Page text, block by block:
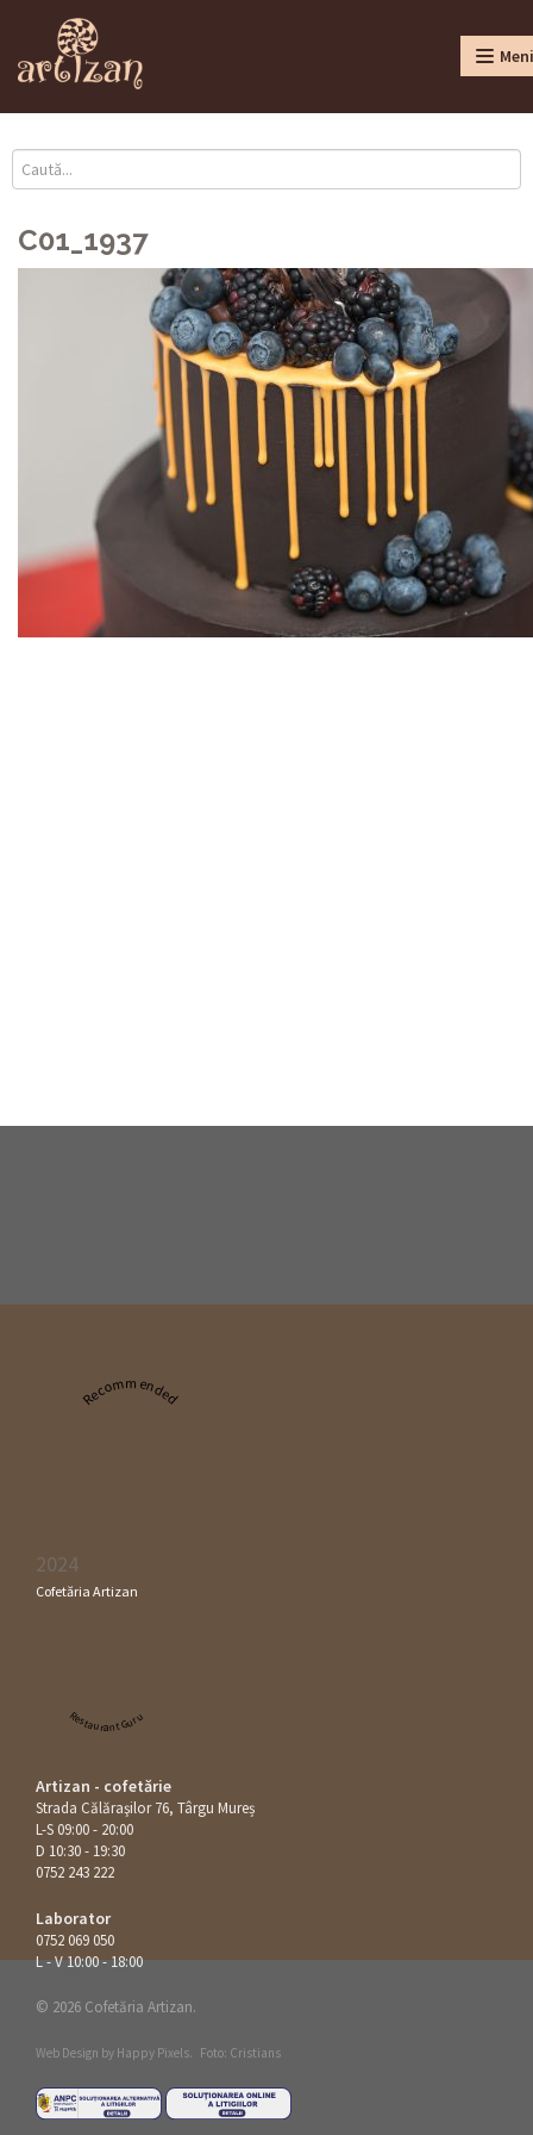
C01_1937
Recommended
2024
Cofetăria Artizan
Restaurant Guru
Artizan - cofetărie
Strada Călăraşilor 76, Târgu Mureș
L-S 09:00 - 20:00
D 10:30 - 19:30
0752 243 222
Laborator
0752 069 050
L - V 10:00 - 18:00
© 2026 Cofetăria Artizan.
Web Design by Happy Pixels. Foto: Cristians